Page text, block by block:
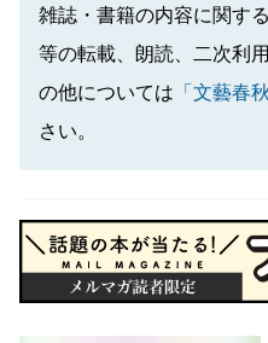
雑誌・書籍の内容に関す
等の転載、朗読、二次利
の他については 「文藝春
さい。